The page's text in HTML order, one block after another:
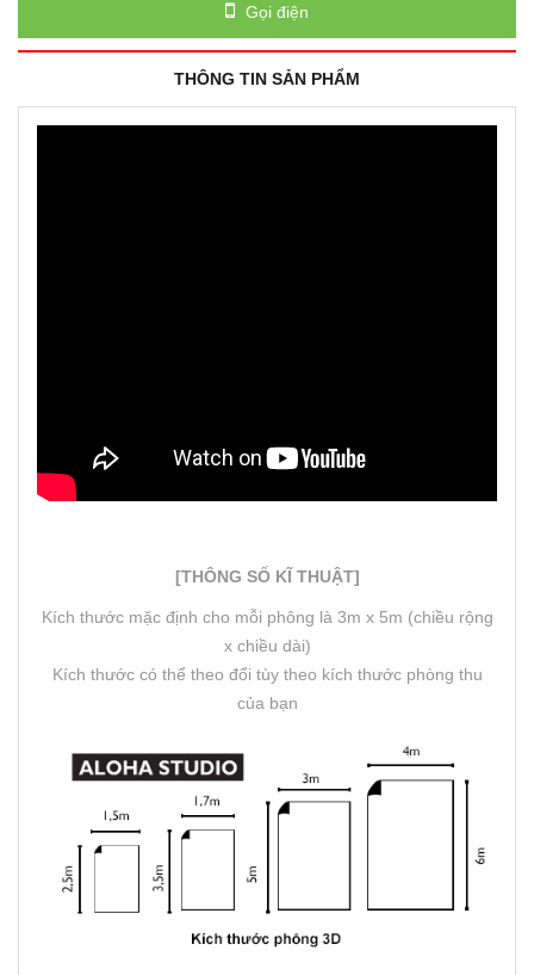
Gọi điện
THÔNG TIN SẢN PHẨM
[THÔNG SỐ KĨ THUẬT]
Kích thước mặc định cho mỗi phông là 3m x 5m (chiều rộng
x chiều dài)
Kích thước có thể theo đổi tùy theo kích thước phòng thu
của bạn